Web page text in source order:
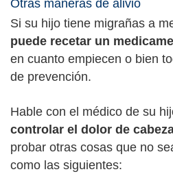
Otras maneras de alivio
Si su hijo tiene migrañas a
puede recetar un
en cuanto empiecen o bien
de prevención.
Hable con el médico de su
controlar el dolor de
probar otras cosas que no
como las siguientes: